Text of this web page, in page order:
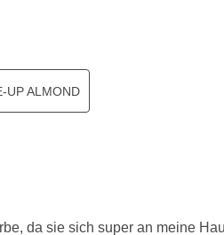
UP ALMOND
da sie sich super an meine